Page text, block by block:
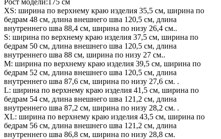
XS: ширина по верхнему краю изделия 35,5 см, ширина по
бедрам 48 см, длина внешнего шва 120,5 см, длина
внутреннего шва 88,4 см, ширина по низу 26,4 см..
S: ширина по верхнему краю изделия 37,5 см, ширина по
бедрам 50 см, длина внешнего шва 120,5 см, длина
внутреннего шва 88 см, ширина по низу 27 см..
М: ширина по верхнему краю изделия 39,5 см, ширина по
бедрам 52 см, длина внешнего шва 120,5 см, длина
внутреннего шва 87,6 см, ширина по низу 27,6 см. .
L: ширина по верхнему краю изделия 41,5 см, ширина по
бедрам 54 см, длина внешнего шва 121,2 см, длина
внутреннего шва 87,2 см, ширина по низу 28,2 см. .
XL: ширина по верхнему краю изделия 43,5 см, ширина по
бедрам 56 см, длина внешнего шва 121,2 см, длина
внутреннего шва 86,8 см, ширина по низу 28,8 см.